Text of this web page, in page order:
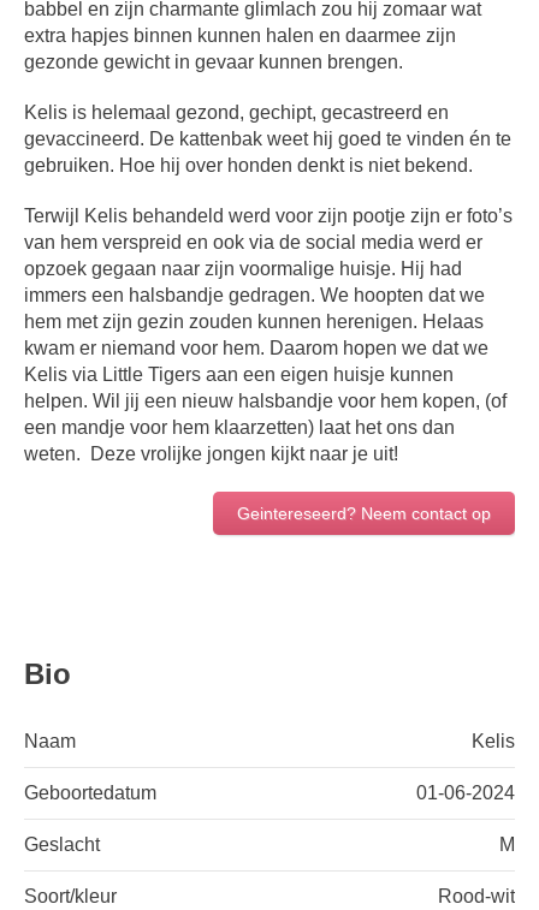
babbel en zijn charmante glimlach zou hij zomaar wat
extra hapjes binnen kunnen halen en daarmee zijn
gezonde gewicht in gevaar kunnen brengen.
Kelis is helemaal gezond, gechipt, gecastreerd en
gevaccineerd. De kattenbak weet hij goed te vinden én te
gebruiken. Hoe hij over honden denkt is niet bekend.
Terwijl Kelis behandeld werd voor zijn pootje zijn er foto’s
van hem verspreid en ook via de social media werd er
opzoek gegaan naar zijn voormalige huisje. Hij had
immers een halsbandje gedragen. We hoopten dat we
hem met zijn gezin zouden kunnen herenigen. Helaas
kwam er niemand voor hem. Daarom hopen we dat we
Kelis via Little Tigers aan een eigen huisje kunnen
helpen. Wil jij een nieuw halsbandje voor hem kopen, (of
een mandje voor hem klaarzetten) laat het ons dan
weten. Deze vrolijke jongen kijkt naar je uit!
Geintereseerd? Neem contact op
Bio
Naam Kelis
Geboortedatum 01-06-2024
Geslacht M
Soort/kleur Rood-wit